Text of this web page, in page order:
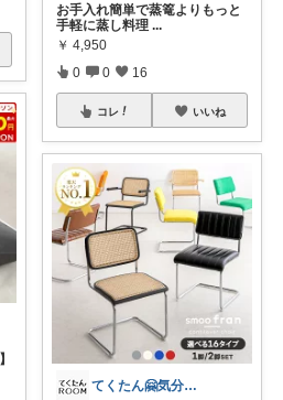
お手入れ簡単で蒸篭よりもっと
手軽に蒸し料理 ...
￥ 4,950
0 0 16
コレ いいね
てくたん🤗気分がアガる⤴インテリア雑貨